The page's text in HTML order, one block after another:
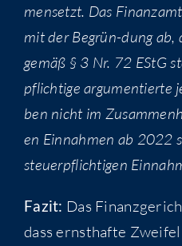
men­setzt. Das
mit der Begrün-dung ab,
gemäß § 3 Nr. 72 EStG
pflich­ti­ge argu­men­tier­te
ben nicht im
en Ein­nah­men ab 2022
steu­er­pflich­ti­gen
Fazit: Das
dass ernst­haf­te